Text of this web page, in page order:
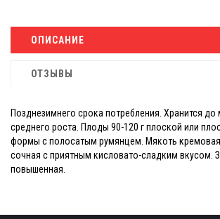
ОПИСАНИЕ
ОТЗЫВЫ
Позднезимнего срока потребления. Хранится
среднего роста. Плоды 90-120 г плоской или
формы с полосатым румянцем. Мякоть
сочная с приятным кисловато-сладким вкусом.
повышенная.